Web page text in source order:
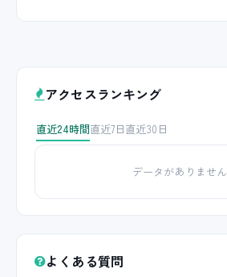
アクセスランキング
直近24時間直近7日直近30日
データがありません
よくある質問